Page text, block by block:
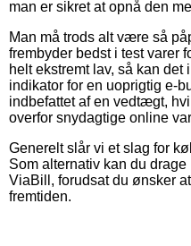
man er sikret at opnå den
Man må trods alt være så
frembyder bedst i test varer
helt ekstremt lav, så kan
indikator for en uoprigtig e-
indbefattet af en vedtægt,
overfor snydagtige online
Generelt slår vi et slag for
Som alternativ kan du
ViaBill, forudsat du ønsker
fremtiden.